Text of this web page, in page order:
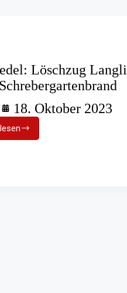
Löschzug
18. Oktober 2023
Flotwedel:
Löschzug